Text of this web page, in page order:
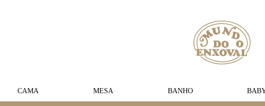
CAMA MESA BANHO